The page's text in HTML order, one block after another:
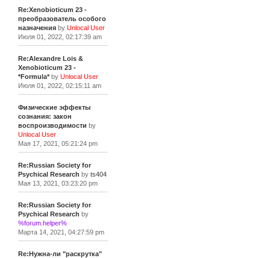
Re:Xenobioticum 23 -
преобразователь особого
назначенияby Unlocal User
Июля 01, 2022, 02:17:39 am
Re:Alexandre Lois &
Xenobioticum 23 -
*Formula*by Unlocal User
Июля 01, 2022, 02:15:11 am
Физические эффекты
сознания: закон
воспроизводимости by
Unlocal User
Мая 17, 2021, 05:21:24 pm
Re:Russian Society for
Psychical Research by ts404
Мая 13, 2021, 03:23:20 pm
Re:Russian Society for
Psychical Research by
%forum.helper%
Марта 14, 2021, 04:27:59 pm
Re:Нужна-ли "раскрутка"